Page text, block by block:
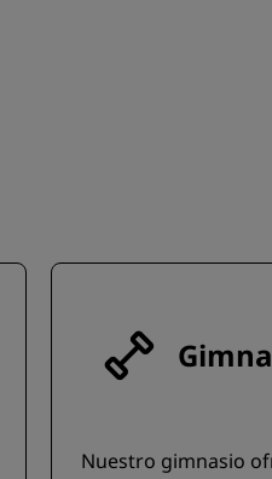
Nuestro gimnasio